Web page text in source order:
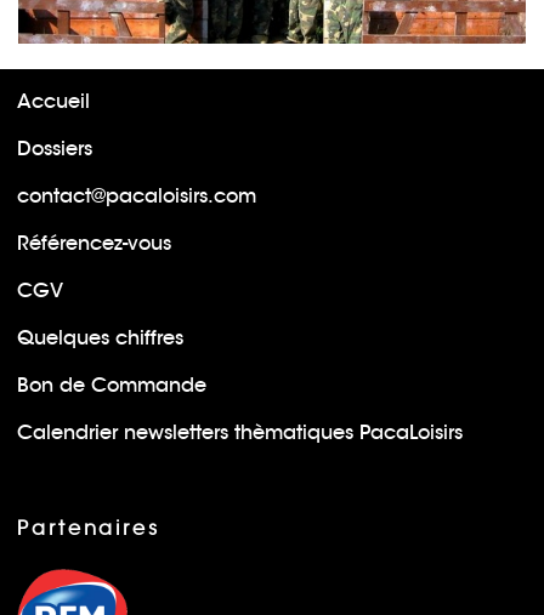
Accueil
Dossiers
contact@pacaloisirs.com
Référencez-vous
CGV
Quelques chiffres
Bon de Commande
Calendrier newsletters thèmatiques PacaLoisirs
Partenaires